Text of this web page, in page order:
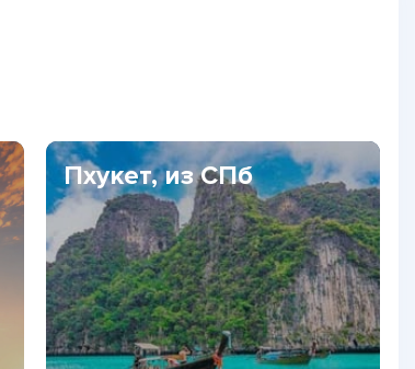
Пхукет, из СПб